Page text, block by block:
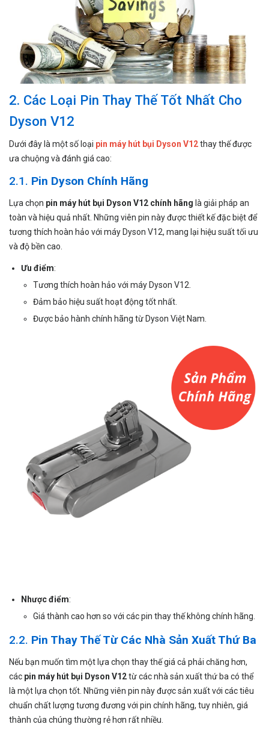
2. Các Loại Pin Thay Thế Tốt Nhất Cho
Dyson V12
Dưới đây là một số loại pin máy hút bụi Dyson V12thay thế được
ưa chuộng và đánh giá cao:
2.1. Pin Dyson Chính Hãng
Lựa chọn pin máy hút bụi Dyson V12 chính hãng là giải pháp an
toàn và hiệu quả nhất. Những viên pin này được thiết kế đặc biệt để
tương thích hoàn hảo với máy Dyson V12, mang lại hiệu suất tối ưu
và độ bền cao.
Ưu điểm:
Tương thích hoàn hảo với máy Dyson V12.
Đảm bảo hiệu suất hoạt động tốt nhất.
Được bảo hành chính hãng từ Dyson Việt Nam.
Nhược điểm:
Giá thành cao hơn so với các pin thay thế không chính hãng.
2.2. Pin Thay Thế Từ Các Nhà Sản Xuất Thứ Ba
Nếu bạn muốn tìm một lựa chọn thay thế giá cả phải chăng hơn,
các pin máy hút bụi Dyson V12từ các nhà sản xuất thứ ba có thể
là một lựa chọn tốt. Những viên pin này được sản xuất với các tiêu
chuẩn chất lượng tương đương với pin chính hãng, tuy nhiên, giá
thành của chúng thường rẻ hơn rất nhiều.